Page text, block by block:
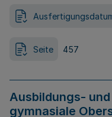
Seite 457
Ausbildungs-
gymnasiale